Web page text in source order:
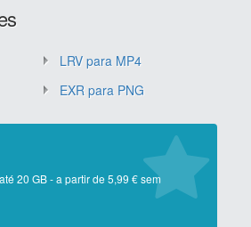
LRV para MP4
EXR para PNG
20 GB - a partir de 5,99 € sem